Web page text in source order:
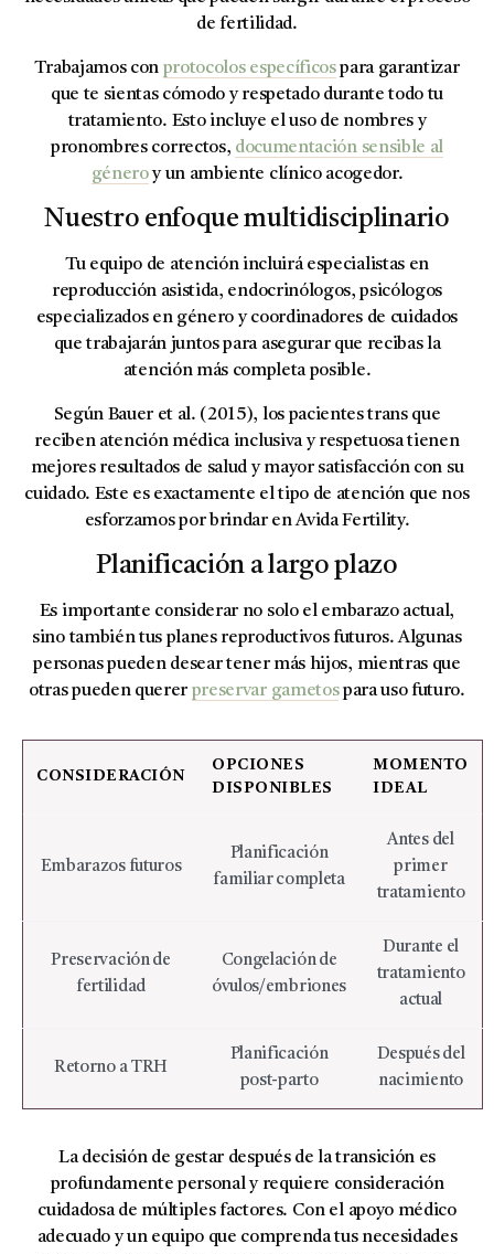
de fertilidad.
Trabajamos con protocolos específicospara garantizar
que te sientas cómodo y respetado durante todo tu
tratamiento. Esto incluye el uso de nombres y
pronombres correctos, documentación sensible al
géneroy un ambiente clínico acogedor.
Nuestro enfoque multidisciplinario
Tu equipo de atención incluirá especialistas en
reproducción asistida, endocrinólogos, psicólogos
especializados en género y coordinadores de cuidados
que trabajarán juntos para asegurar que recibas la
atención más completa posible.
Según Bauer et al. (2015), los pacientes trans que
reciben atención médica inclusiva y respetuosa tienen
mejores resultados de salud y mayor satisfacción con su
cuidado. Este es exactamente el tipo de atención que nos
esforzamos por brindar en Avida Fertility.
Planificación a largo plazo
Es importante considerar no solo el embarazo actual,
sino también tus planes reproductivos futuros. Algunas
personas pueden desear tener más hijos, mientras que
otras pueden querer preservar gametospara uso futuro.
CONSIDERACIÓN
OPCIONES
DISPONIBLES
MOMENTO
IDEAL
Embarazos futuros
Planificación
familiar completa
Antes del
primer
tratamiento
Preservación de
fertilidad
Congelación de
óvulos/embriones
Durante el
tratamiento
actual
Retorno a TRH
Planificación
post-parto
Después del
nacimiento
La decisión de gestar después de la transición es
profundamente personal y requiere consideración
cuidadosa de múltiples factores. Con el apoyo médico
adecuado y un equipo que comprenda tus necesidades